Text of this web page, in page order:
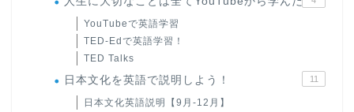
YouTubeで英語学習
TED-Edで英語学習！
TED Talks
日本文化を英語で説明しよう！ 11
日本文化英語説明【9月-12月】